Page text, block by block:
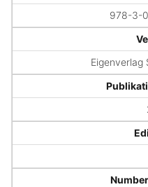
978-3-
Eigenverlag